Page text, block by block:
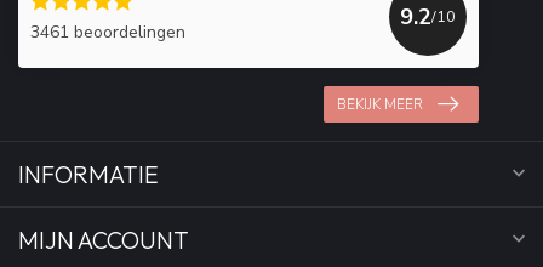
3461 beoordelingen
9.2/10
BEKIJK MEER
INFORMATIE
MIJN ACCOUNT